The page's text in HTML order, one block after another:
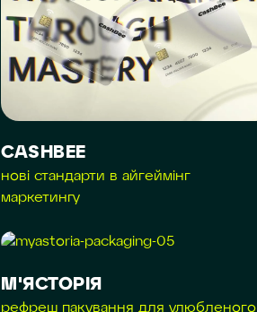
CASHBEE
нові стандарти в айгеймінг
маркетингу
М'ЯСТОРІЯ
рефреш пакування для улюбленого